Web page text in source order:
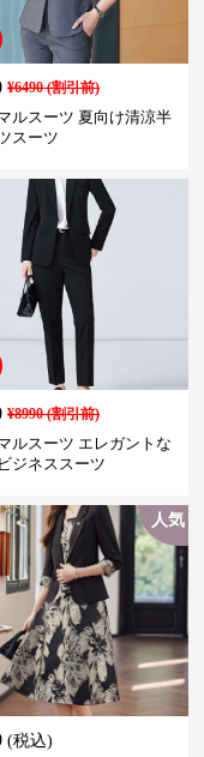
¥6490(割引前)
ルスーツ 夏向け清涼半
スーツ
¥8990(割引前)
ルスーツ エレガントな
ジネススーツ
人気
(税込)